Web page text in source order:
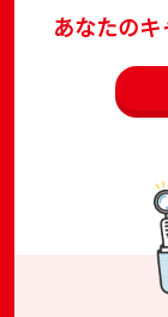
あなたの